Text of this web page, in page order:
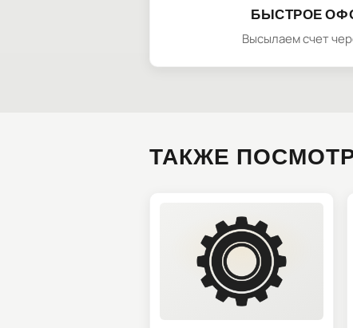
БЫСТРОЕ
Высылаем счет
ТАКЖЕ